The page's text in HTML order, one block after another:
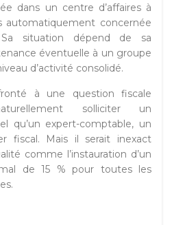
dans un centre d’affaires à
automatiquement concernée
situation dépend de sa
éventuelle à un groupe
d’activité consolidé.
à une question fiscale
solliciter un
qu’un expert-comptable, un
fiscal. Mais il serait inexact
comme l’instauration d’un
de 15 % pour toutes les